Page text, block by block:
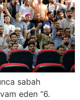
sabah
eden “6.